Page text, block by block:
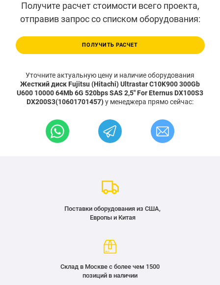
Получите расчет стоимости всего проекта,
отправив запрос со списком оборудования:
ПОЛУЧИТЬ РАСЧЕТ
Уточните актуальную цену и наличие оборудования
Жесткий диск Fujitsu (Hitachi) Ultrastar C10K900 300Gb
U600 10000 64Mb 6G 520bps SAS 2,5" For Eternus DX100S3
DX200S3(10601701457)у менеджера прямо сейчас:
Поставки оборудования из США,
Европы и Китая
Склад в Москве с более чем 1500
позиций в наличии